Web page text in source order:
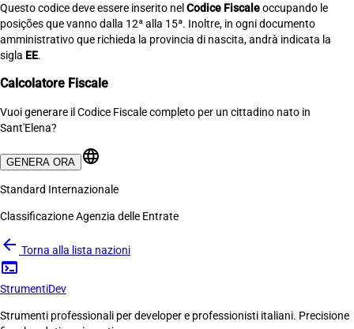
Questo codice deve essere inserito nel Codice Fiscaleoccupando le
posições que vanno dalla 12ª alla 15ª. Inoltre, in ogni documento
amministrativo que richieda la provincia di nascita, andrà indicata la
sigla EE.
Calcolatore Fiscale
Vuoi generare il Codice Fiscale completo per un cittadino nato in
Sant'Elena?
GENERA ORA language
Standard Internazionale
Classificazione Agenzia delle Entrate
arrow_back Torna alla lista nazioni
terminal
StrumentiDev
Strumenti professionali per developer e professionisti italiani. Precisione